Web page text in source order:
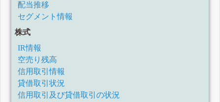
配当推移
セグメント情報
株式
IR情報
空売り残高
信用取引情報
貸借取引状況
信用取引及び貸借取引の状況